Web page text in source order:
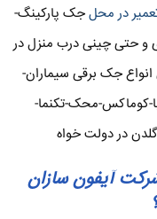
در محلجک پارکینگ-
و حتی چینی درب منزل در
جک برقی سیماران-
کوماکس-محک-تکنما-
در دولت خواه
آیفون سازان